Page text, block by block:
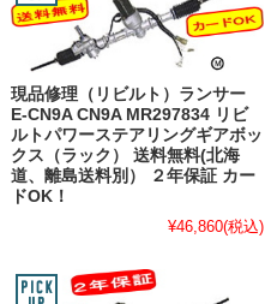
現品修理（リビルト）ランサー
E-CN9A CN9A MR297834 リビ
ルトパワーステアリングギアボッ
クス（ラック） 送料無料(北海
道、離島送料別） ２年保証 カー
ドOK！
¥46,860(税込)